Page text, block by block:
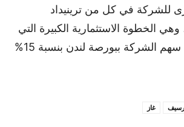
للشركة في كل من ترينيداد
وهي الخطوة الاستثمارية الكبيرة التي
تسببت في تراجع سهم الشركة ببورصة لندن بنسبة 15%
غاز